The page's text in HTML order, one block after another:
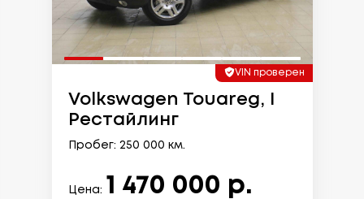
VIN проверен
Volkswagen Touareg, I
Рестайлинг
Пробег: 250 000 км.
Цена: 1 470 000 р.